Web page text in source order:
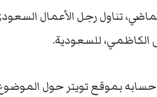
تناول رجل الأعمال السعودي
الكاظمي، للسعودية.
حسابه بموقع تويتر حول